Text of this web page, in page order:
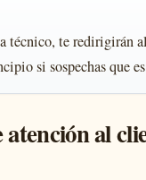
técnico, te redirigirán
si sospechas que
al